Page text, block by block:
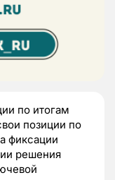
по итогам
позиции по
фиксации
решения